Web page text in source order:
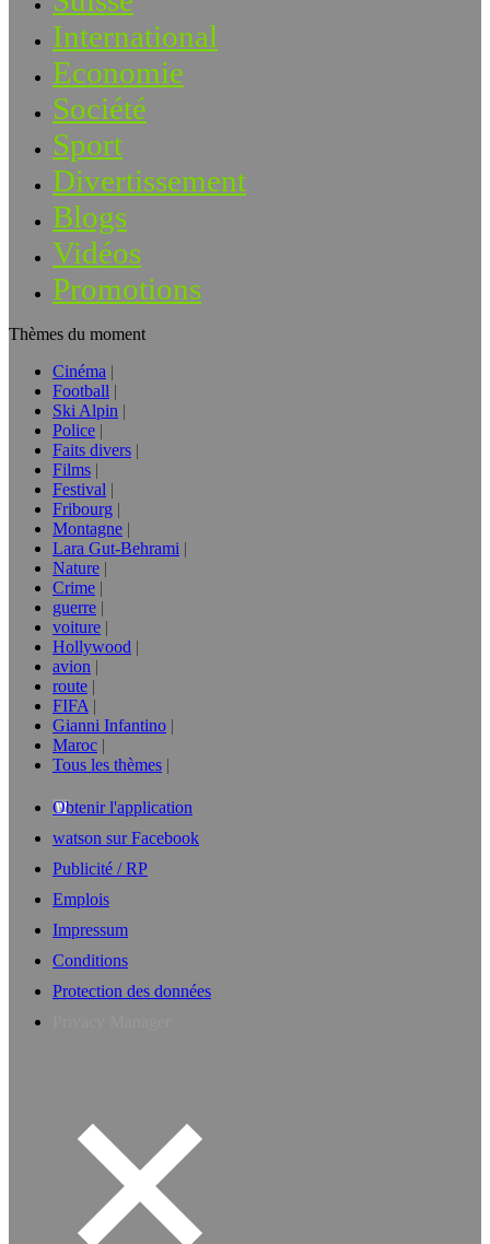
International
Economie
Société
Sport
Divertissement
Blogs
Vidéos
Promotions
Thèmes du moment
Cinéma
Football
Ski Alpin
Police
Faits divers
Films
Festival
Fribourg
Montagne
Lara Gut-Behrami
Nature
Crime
guerre
voiture
Hollywood
avion
route
FIFA
Gianni Infantino
Maroc
Tous les thèmes
Obtenir l'application
watson sur Facebook
Publicité / RP
Emplois
Impressum
Conditions
Protection des données